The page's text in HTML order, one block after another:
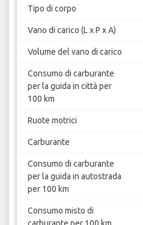
Tipo di corpo
Vano di carico (L x P x A)
Volume del vano di carico
Consumo di carburante
per la guida in città per
100 km
Ruote motrici
Carburante
Consumo di carburante
per la guida in autostrada
per 100 km
Consumo misto di
carburante per 100 km